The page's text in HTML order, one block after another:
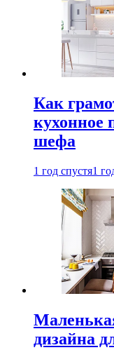
Как
кухонное
шефа
1 год спустя1
дизайна